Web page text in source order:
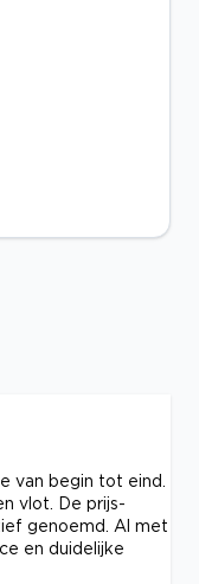
van begin tot eind.
vlot. De prijs-
genoemd. Al met
en duidelijke